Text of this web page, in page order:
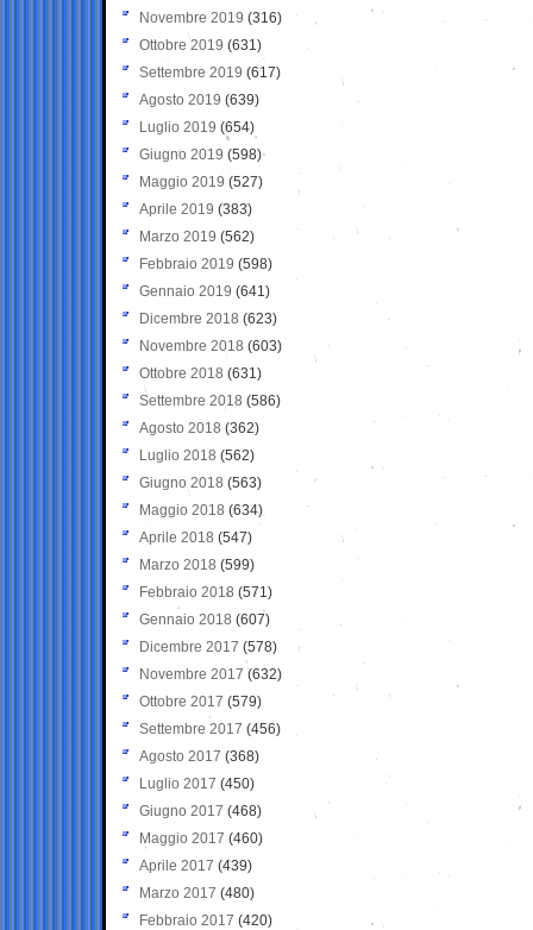
Novembre 2019 (316)
Ottobre 2019 (631)
Settembre 2019 (617)
Agosto 2019 (639)
Luglio 2019 (654)
Giugno 2019 (598)
Maggio 2019 (527)
Aprile 2019 (383)
Marzo 2019 (562)
Febbraio 2019 (598)
Gennaio 2019 (641)
Dicembre 2018 (623)
Novembre 2018 (603)
Ottobre 2018 (631)
Settembre 2018 (586)
Agosto 2018 (362)
Luglio 2018 (562)
Giugno 2018 (563)
Maggio 2018 (634)
Aprile 2018 (547)
Marzo 2018 (599)
Febbraio 2018 (571)
Gennaio 2018 (607)
Dicembre 2017 (578)
Novembre 2017 (632)
Ottobre 2017 (579)
Settembre 2017 (456)
Agosto 2017 (368)
Luglio 2017 (450)
Giugno 2017 (468)
Maggio 2017 (460)
Aprile 2017 (439)
Marzo 2017 (480)
Febbraio 2017 (420)